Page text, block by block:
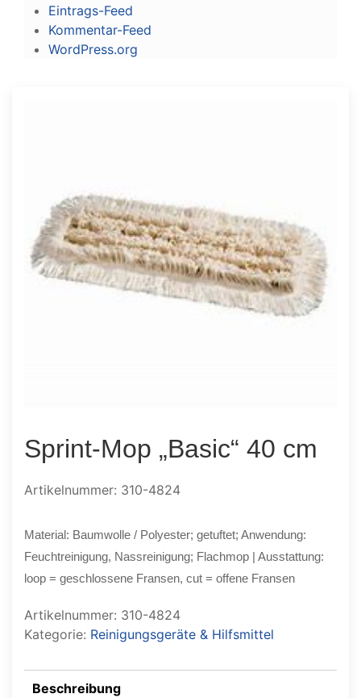
Eintrags-Feed
Kommentar-Feed
WordPress.org
Sprint-Mop „Basic“ 40 cm
Artikelnummer: 310-4824
Material: Baumwolle / Polyester; getuftet; Anwendung:
Feuchtreinigung, Nassreinigung; Flachmop | Ausstattung:
loop = geschlossene Fransen, cut = offene Fransen
Artikelnummer: 310-4824
Kategorie: Reinigungsgeräte & Hilfsmittel
Beschreibung